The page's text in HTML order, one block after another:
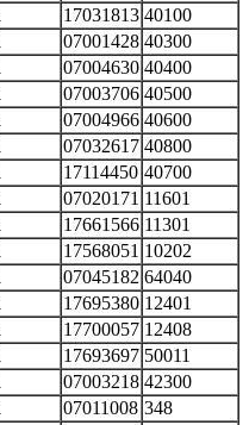
17031813 40100
07001428 40300
07004630 40400
07003706 40500
07004966 40600
07032617 40800
17114450 40700
07020171 11601
17661566 11301
17568051 10202
07045182 64040
17695380 12401
17700057 12408
17693697 50011
07003218 42300
07011008 348